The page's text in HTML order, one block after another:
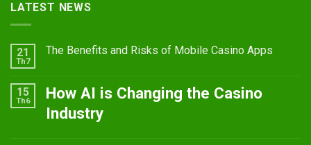
LATEST NEWS
21
Th7
The Benefits and Risks of Mobile Casino Apps
15
Th6
How AI is Changing the Casino
Industry